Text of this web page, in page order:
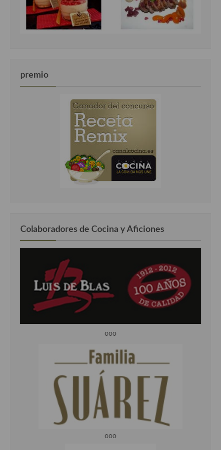
premio
Colaboradores de Cocina y Aficiones
ooo
ooo